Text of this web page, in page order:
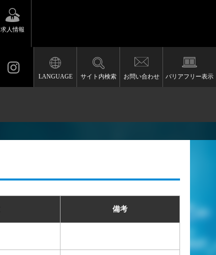
求人情報
LANGUAGE サイト内検索 お問い合わせ バリアフリー表示
備考